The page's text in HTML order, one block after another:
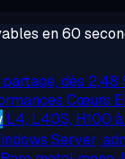
en 60
partagé, dès
Cœurs
L4, L40S, H100
Server,